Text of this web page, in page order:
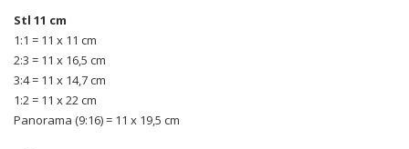
Stl 11 cm
1:1 = 11 x 11 cm
2:3 = 11 x 16,5 cm
3:4 = 11 x 14,7 cm
1:2 = 11 x 22 cm
Panorama (9:16) = 11 x 19,5 cm